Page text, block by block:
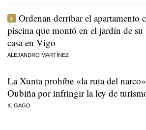
Ordenan derribar el apartamento
piscina que montó en el jardín de su
casa en Vigo
ALEJANDRO MARTÍNEZ
La Xunta prohíbe «la ruta del
Oubiña por infringir la ley de
X. GAGO